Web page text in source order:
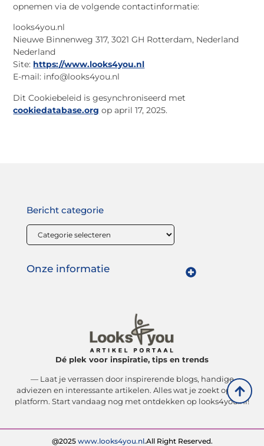
opnemen via de volgende contactinformatie:
looks4you.nl
Nieuwe Binnenweg 317, 3021 GH Rotterdam, Nederland
Nederland
Site: https://www.looks4you.nl
E-mail: info@looks4you.nl
Dit Cookiebeleid is gesynchroniseerd met
cookiedatabase.org op april 17, 2025.
Dé plek voor inspiratie, tips en trends
— Laat je verrassen door inspirerende blogs, handige
adviezen en interessante artikelen. Alles wat je zoekt op één
platform. Start vandaag nog met ontdekken op looks4you.nl!
@2025 www.looks4you.nl.All Right Reserved.
Onze informatie
Bericht categorie